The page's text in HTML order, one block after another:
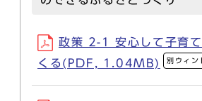
政策 2-1 安心して子育
くる(PDF, 1.04MB)
別ウィン